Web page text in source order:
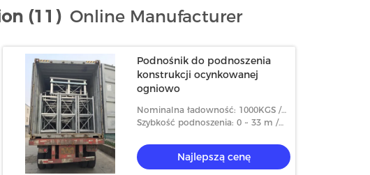
(11) Online Manufacturer
Podnośnik do podnoszenia
konstrukcji ocynkowanej
ogniowo
Nominalna ładowność: 1000KGS /
2000KGS
Szybkość podnoszenia: 0 ~ 33 m /
Najlepszą cenę